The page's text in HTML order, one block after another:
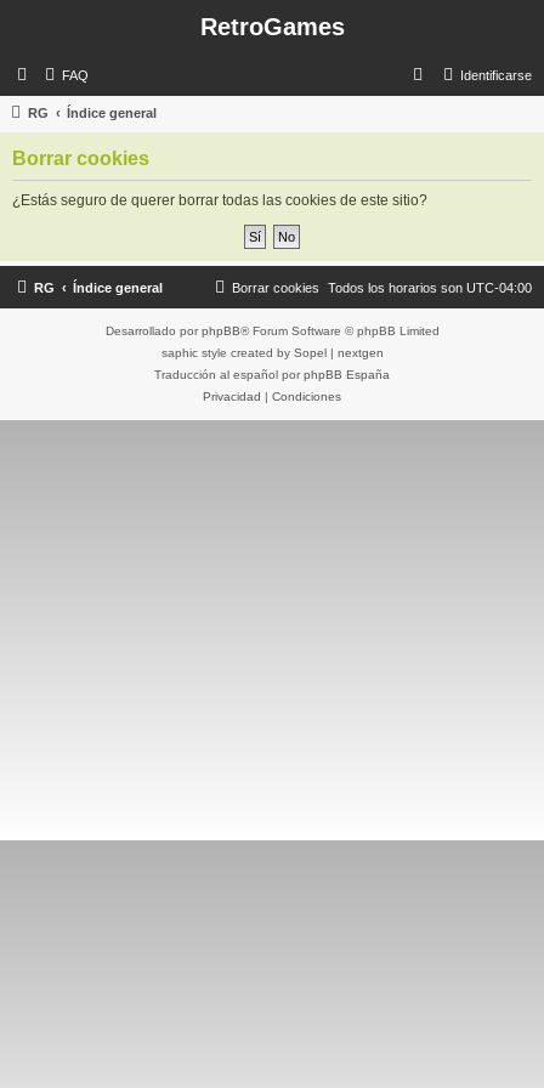
RetroGames
FAQ Identificarse
s
RG Índice general
Borrar cookies
¿Estás seguro de querer borrar todas las cookies de este sitio?
RG Índice general Todos los horarios son UTC-04:00
Borrar cookies
Desarrollado por phpBB® Forum Software © phpBB Limited
saphic style created by Sopel| nextgen
Traducción al español por phpBB España
Privacidad | Condiciones